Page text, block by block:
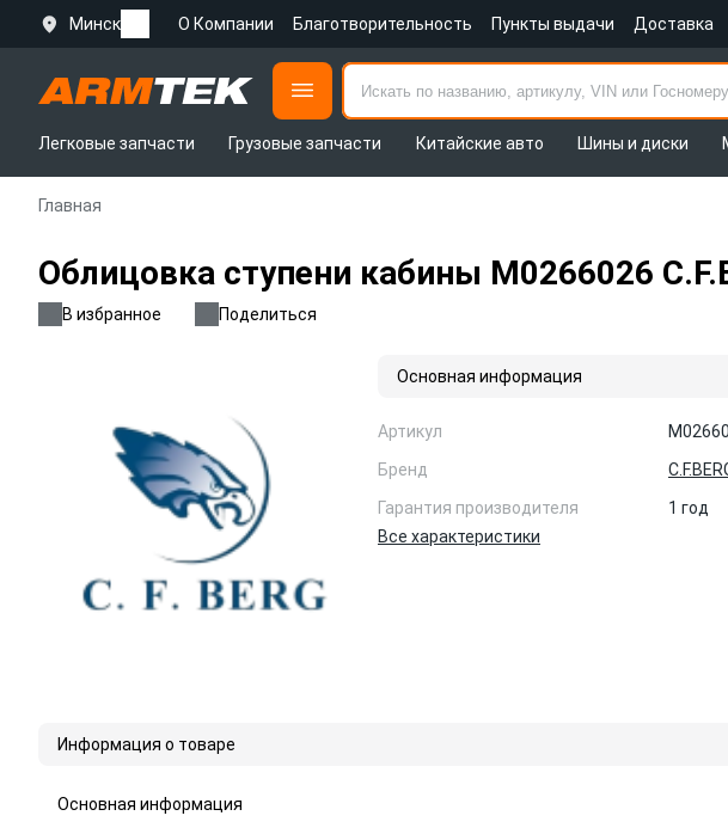
Минск О Компании Благотворительность Пункты выдачи Доставка
Легковые запчасти
Грузовые запчасти Китайские авто Шины и диски
Главная
Облицовка ступени кабины M0266026
В избранное Поделиться
Основная информация
Артикул
Бренд
Гарантия производителя
1 год
Все характеристики
Информация о товаре
Основная информация